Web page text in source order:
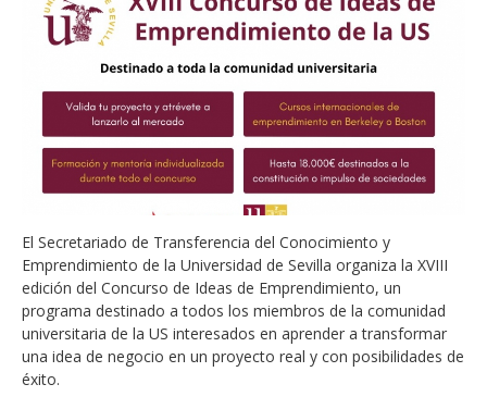
El Secretariado de Transferencia del Conocimiento y
Emprendimiento de la Universidad de Sevilla organiza la XVIII
edición del Concurso de Ideas de Emprendimiento, un
programa destinado a todos los miembros de la comunidad
universitaria de la US interesados en aprender a transformar
una idea de negocio en un proyecto real y con posibilidades de
éxito.